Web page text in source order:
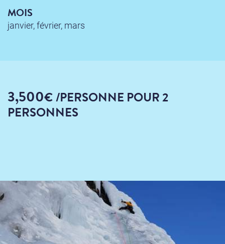
MOIS
janvier, février, mars
3,500€/PERSONNE POUR 2
PERSONNES